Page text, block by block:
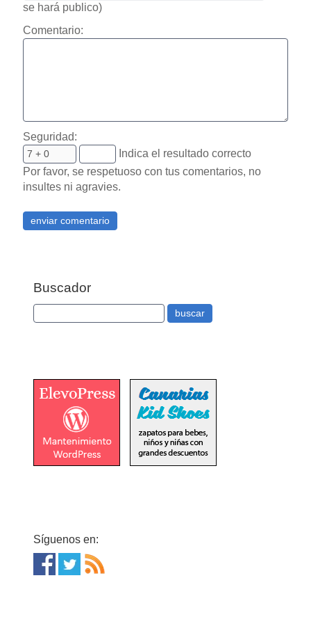
se hará publico)
Comentario:
Seguridad:
Indica el resultado correcto
Por favor, se respetuoso con tus comentarios, no
insultes ni agravies.
Buscador
Síguenos en: